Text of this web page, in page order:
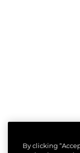
By clicking